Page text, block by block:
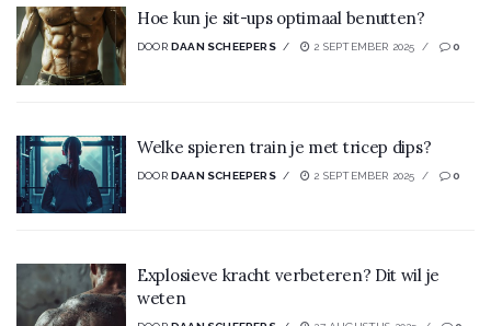
Hoe kun je sit-ups optimaal benutten?
DOOR DAAN SCHEEPERS 2 SEPTEMBER 2025 0
Welke spieren train je met tricep dips?
DOOR DAAN SCHEEPERS 2 SEPTEMBER 2025 0
Explosieve kracht verbeteren? Dit wil je
weten